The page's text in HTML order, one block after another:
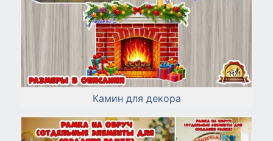
Камин для декора